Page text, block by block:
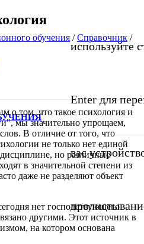
используйте
Enter для
вас
обучения /Справочник /
о том, что такое психология и
мы значительно упрощаем,
В отличие от того, что
не только нет единой
но различные
в значительной степени из
даже не разделяют объект
нет господствующего
другими. Этот источник в
на котором основана